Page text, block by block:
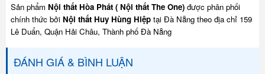
Sản phẩm Nội thất Hòa Phát ( Nội thất The One)được phân phối
chính thức bởi Nội thất Huy Hùng Hiệptại Đà Nẵng theo địa chỉ 159
Lê Duẩn, Quận Hải Châu, Thành phố Đà Nẵng
ĐÁNH GIÁ & BÌNH LUẬN